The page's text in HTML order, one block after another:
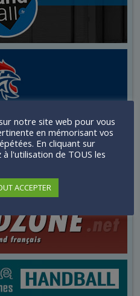
notre site web pour vous
en mémorisant vos
En cliquant sur
l'utilisation de TOUS les
ACCEPTER